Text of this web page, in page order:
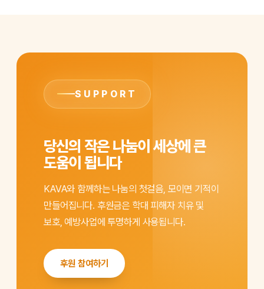
SUPPORT
당신의 작은 나눔이 세상에 큰
도움이 됩니다
KAVA와 함께하는 나눔의 첫걸음, 모이면 기적이
만들어집니다. 후원금은 학대 피해자 치유 및
보호, 예방사업에 투명하게 사용됩니다.
후원 참여하기